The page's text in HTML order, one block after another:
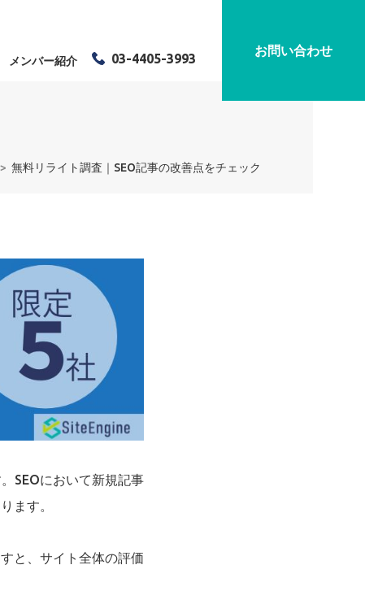
メンバー紹介 03-4405-3993
お問い合わせ
無料リライト調査｜SEO記事の改善点をチェック
SEOにおいて新規記事
ます。
と、サイト全体の評価